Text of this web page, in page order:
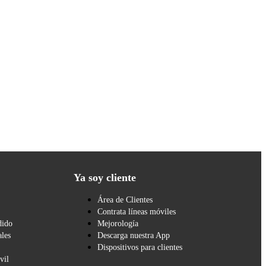
Ya soy cliente
Área de Clientes
Contrata líneas móviles
Mejorología
Descarga nuestra App
Dispositivos para clientes